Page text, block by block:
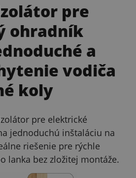
pre
ohradník
a
vodiča
koly
pre elektrické
jednoduchú inštaláciu na
riešenie pre rýchle
lanka bez zložitej montáže.